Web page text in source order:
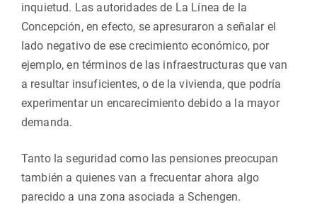
inquietud. Las autoridades de La Línea de la
Concepción, en efecto, se apresuraron a señalar el
lado negativo de ese crecimiento económico, por
ejemplo, en términos de las infraestructuras que van
a resultar insuficientes, o de la vivienda, que podría
experimentar un encarecimiento debido a la mayor
demanda.
Tanto la seguridad como las pensiones preocupan
también a quienes van a frecuentar ahora algo
parecido a una zona asociada a Schengen.